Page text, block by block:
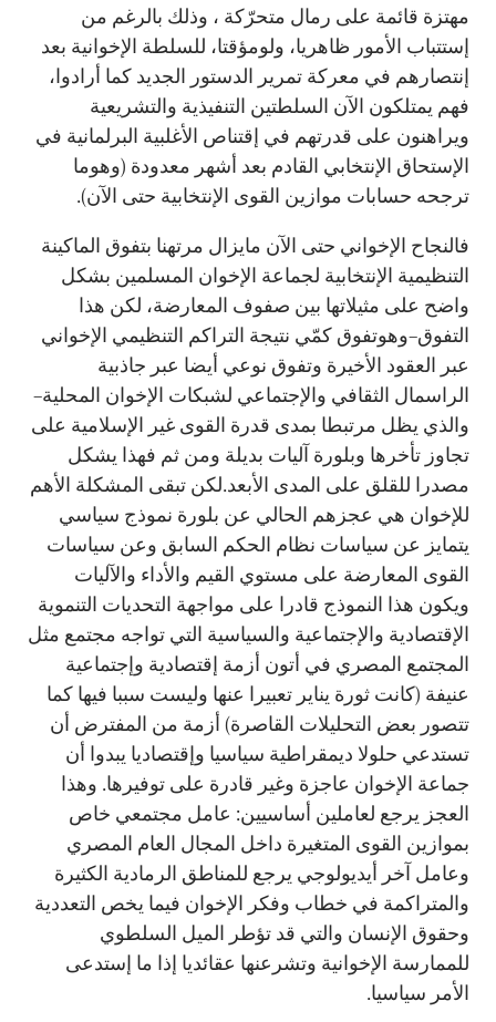
مهتزة قائمة على رمال متحرّكة ، وذلك بالرغم من
إستتباب الأمور ظاهريا، ولومؤقتا، للسلطة الإخوانية بعد
إنتصارهم في معركة تمرير الدستور الجديد كما أرادوا،
فهم يمتلكون الآن السلطتين التنفيذية والتشريعية
ويراهنون على قدرتهم في إقتناص الأغلبية البرلمانية في
الإستحاق الإنتخابي القادم بعد أشهر معدودة (وهوما
ترجحه حسابات موازين القوى الإنتخابية حتى الآن).
فالنجاح الإخواني حتى الآن مايزال مرتهنا بتفوق الماكينة
التنظيمية الإنتخابية لجماعة الإخوان المسلمين بشكل
واضح على مثيلاتها بين صفوف المعارضة، لكن هذا
التفوق–وهوتفوق كمّي نتيجة التراكم التنظيمي الإخواني
عبر العقود الأخيرة وتفوق نوعي أيضا عبر جاذبية
الراسمال الثقافي والإجتماعي لشبكات الإخوان المحلية–
والذي يظل مرتبطا بمدى قدرة القوى غير الإسلامية على
تجاوز تأخرها وبلورة آليات بديلة ومن ثم فهذا يشكل
مصدرا للقلق على المدى الأبعد.لكن تبقى المشكلة الأهم
للإخوان هي عجزهم الحالي عن بلورة نموذج سياسي
يتمايز عن سياسات نظام الحكم السابق وعن سياسات
القوى المعارضة على مستوي القيم والأداء والآليات
ويكون هذا النموذج قادرا على مواجهة التحديات التنموية
الإقتصادية والإجتماعية والسياسية التي تواجه مجتمع مثل
المجتمع المصري في أتون أزمة إقتصادية وإجتماعية
عنيفة (كانت ثورة يناير تعبيرا عنها وليست سببا فيها كما
تتصور بعض التحليلات القاصرة) أزمة من المفترض أن
تستدعي حلولا ديمقراطية سياسيا وإقتصاديا يبدوا أن
جماعة الإخوان عاجزة وغير قادرة على توفيرها. وهذا
العجز يرجع لعاملين أساسيين: عامل مجتمعي خاص
بموازين القوى المتغيرة داخل المجال العام المصري
وعامل آخر أيديولوجي يرجع للمناطق الرمادية الكثيرة
والمتراكمة في خطاب وفكر الإخوان فيما يخص التعددية
وحقوق الإنسان والتي قد تؤطر الميل السلطوي
للممارسة الإخوانية وتشرعنها عقائديا إذا ما إستدعى
الأمر سياسيا.